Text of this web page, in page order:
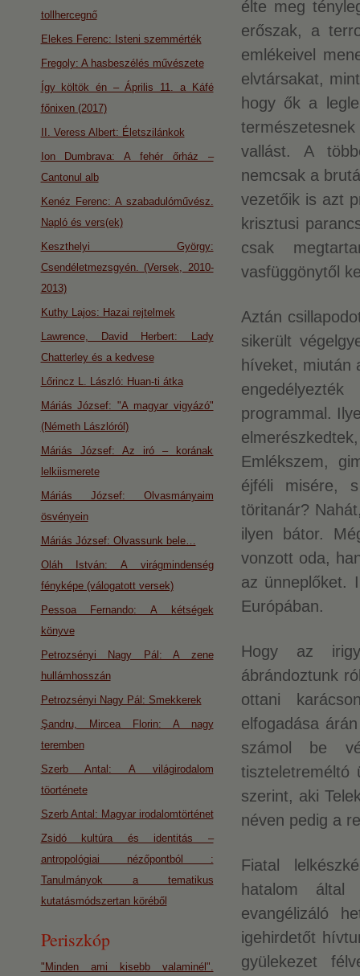
élte meg
erőszak, a
emlékeivel
elvtársakat,
hogy ők a
vallást. A
nemcsak a
vezetőik is azt
krisztusi
csak
vasfüggönytől
Aztán
sikerült
híveket, miután
programmal.
Emlékszem,
éjféli misére,
töritanár?
ilyen bátor.
vonzott oda,
az ünneplőket.
Európában.
Hogy az
ábrándoztunk
ottani
elfogadása
számol be
tiszteletreméltó
szerint, aki
néven pedig a
Fiatal
hatalom által
evangélizáló
igehirdetőt
gyülekezet
tollhercegnő
Elekes Ferenc: Isteni szemmérték
Fregoly: A hasbeszélés művészete
Így költök én – Április 11. a Káfé
főnixen (2017)
II. Veress Albert: Életszilánkok
Ion Dumbrava: A fehér őrház –
Cantonul alb
Kenéz Ferenc: A szabadulóművész.
Napló és vers(ek)
Keszthelyi György:
Csendéletmezsgyén. (Versek, 2010-
2013)
Kuthy Lajos: Hazai rejtelmek
Lawrence, David Herbert: Lady
Chatterley és a kedvese
Lőrincz L. László: Huan-ti átka
Máriás József: "A magyar vigyázó"
(Németh Lászlóról)
Máriás József: Az iró – korának
lelkiismerete
Máriás József: Olvasmányaim
ösvényein
Máriás József: Olvassunk bele…
Oláh István: A virágmindenség
fényképe (válogatott versek)
Pessoa Fernando: A kétségek
könyve
Petrozsényi Nagy Pál: A zene
hullámhosszán
Petrozsényi Nagy Pál: Smekkerek
Şandru, Mircea Florin: A nagy
teremben
Szerb Antal: A világirodalom
töorténete
Szerb Antal: Magyar irodalomtörténet
Zsidó kultúra és identitás –
antropológiai nézőpontból :
Tanulmányok a tematikus
kutatásmódszertan köréből
Periszkóp
"Minden ami kisebb valaminél".